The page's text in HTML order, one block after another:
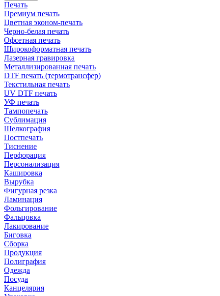
Печать
Премиум печать
Цветная эконом-печать
Черно-белая печать
Офсетная печать
Широкоформатная печать
Лазерная гравировка
Металлизированная печать
DTF печать (термотрансфер)
Текстильная печать
UV DTF печать
УФ печать
Тампопечать
Сублимация
Шелкография
Постпечать
Тиснение
Перфорация
Персонализация
Кашировка
Вырубка
Фигурная резка
Ламинация
Фольгирование
Фальцовка
Лакирование
Биговка
Сборка
Продукция
Полиграфия
Одежда
Посуда
Канцелярия